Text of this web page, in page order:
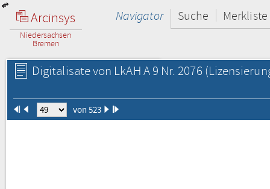
Arcinsys
Niedersachsen
Bremen
Navigator Suche Merkliste
Digitalisate von LkAH A 9 Nr. 2076
von 523